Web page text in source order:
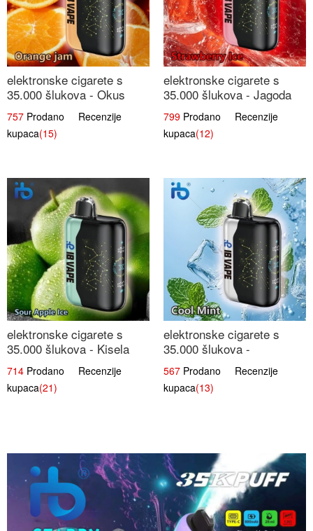
elektronske cigarete s
35.000 šlukova - Okus
Narančinog Džema |
Dugotrajno Iskustvo
757 Prodano Recenzije
kupaca(15)
elektronske cigarete s
35.000 šlukova - Jagoda
Led | Ohladivši i
Osježavajući Okus
799 Prodano Recenzije
kupaca(12)
elektronske cigarete s
35.000 šlukova - Kisela
Jabuka Led | Osježavajući
Kiselo-Slatki Okus
714 Prodano Recenzije
kupaca(21)
elektronske cigarete s
35.000 šlukova -
Osježavajući Mentol |
Čista i Svježa Okus
567 Prodano Recenzije
kupaca(13)